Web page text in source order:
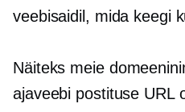
veebisaidil, mida keegi
Näiteks meie
ajaveebi postituse URL